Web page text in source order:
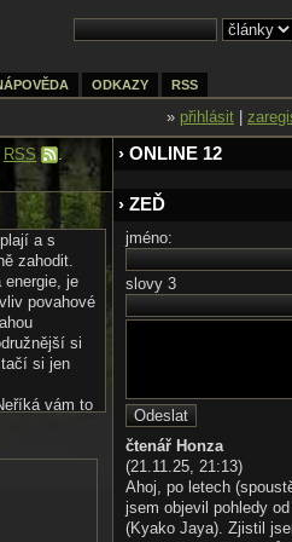
ODKAZY RSS
» přihlásit
RSS
.
a s
zahodit.
je
povahové
si
si jen
vám to
už
koleje.
› ONLINE 12
› ZEĎ
jméno:
slovy 3
čtenář Honza
(21.11.25, 21:13)
Ahoj, po letech
jsem objevil pohledy
(Kyako Jaya). Zjistil